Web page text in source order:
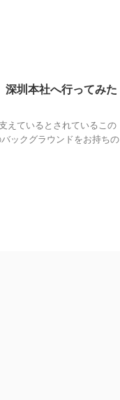
圳本社へ行ってみた
えているとされているこの
ックグラウンドをお持ちの